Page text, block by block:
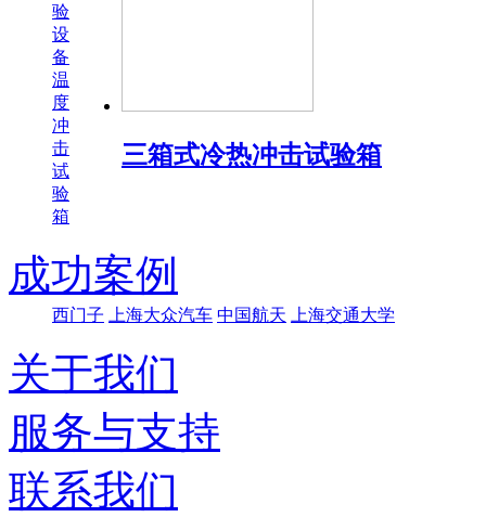
三箱式冷热冲击试验箱
验
设
备
温
度
冲
击
试
验
箱
成功案例
西门子 上海大众汽车 中国航天 上海交通大学
关于我们
服务与支持
联系我们